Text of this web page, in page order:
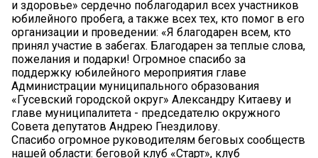
и здоровье» сердечно поблагодарил всех участников
юбилейного пробега, а также всех тех, кто помог в его
организации и проведении: «Я благодарен всем, кто
принял участие в забегах. Благодарен за теплые слова,
пожелания и подарки! Огромное спасибо за
поддержку юбилейного мероприятия главе
Администрации муниципального образования
«Гусевский городской округ» Александру Китаеву и
главе муниципалитета - председателю окружного
Совета депутатов Андрею Гнездилову.
Спасибо огромное руководителям беговых сообществ
нашей области: беговой клуб «Старт», клуб